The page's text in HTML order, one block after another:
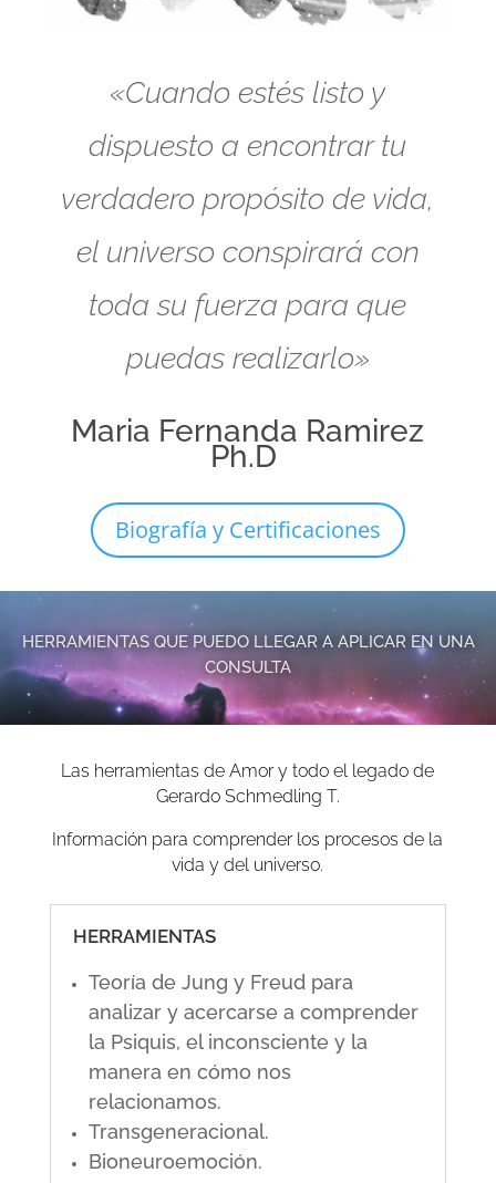
«Cuando estés listo y
dispuesto a encontrar tu
verdadero propósito de vida,
el universo conspirará con
toda su fuerza para que
puedas realizarlo»
Maria Fernanda Ramirez
Ph.D
Biografía y Certificaciones
HERRAMIENTAS QUE PUEDO LLEGAR A APLICAR EN UNA
CONSULTA
Las herramientas de Amor y todo el legado de
Gerardo Schmedling T.
Información para comprender los procesos de la
vida y del universo.
HERRAMIENTAS
Teoría de Jung y Freud para
analizar y acercarse a comprender
la Psiquis, el inconsciente y la
manera en cómo nos
relacionamos.
Transgeneracional.
Bioneuroemoción.